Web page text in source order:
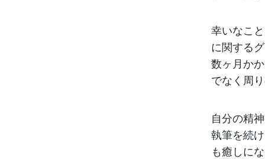
幸いなこ
に関する
数ヶ月か
でなく周
自分の精
執筆を続
も癒しに